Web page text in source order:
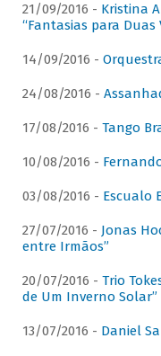
21/09/2016 - Kristina
“Fantasias para Duas
14/09/2016 -
24/08/2016 -
17/08/2016 - Tango
10/08/2016 -
03/08/2016 - Escualo
27/07/2016 - Jonas
entre Irmãos”
20/07/2016 - Trio
de Um Inverno Solar”
13/07/2016 - Daniel